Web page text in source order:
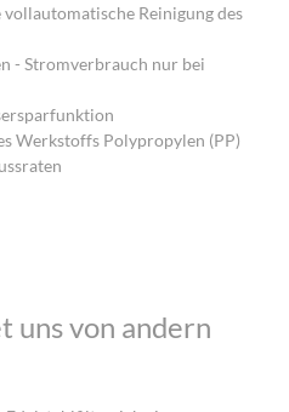
Reinigung des
- Stromverbrauch nur bei
Werkstoffs Polypropylen (PP)
uns von andern